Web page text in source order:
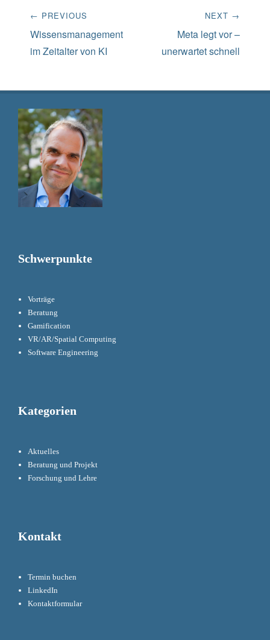
Beitrags-
Navigation
← PREVIOUS
Previous
post:
Wissensmanagement
im Zeitalter von KI
NEXT →
post:
Meta legt vor –
unerwartet schnell
Schwerpunkte
Vorträge
Beratung
Gamification
VR/AR/Spatial Computing
Software Engineering
Kategorien
Aktuelles
Beratung und Projekt
Forschung und Lehre
Kontakt
Termin buchen
LinkedIn
Kontaktformular